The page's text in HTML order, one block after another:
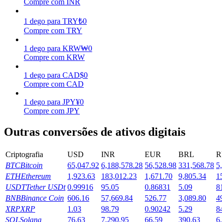
Ganhar
Ganhe recompensas competitivas diariamente
1 dego para TRY₺0
Compre com TRY
1 dego para KRW₩0
Compre com KRW
1 dego para CAD$0
Compre com CAD
1 dego para JPY¥0
Compre com JPY
Outras conversões de ativos digitais
Criptografia USD INR EUR BRL
BTCBitcoin 65,047.92 6,188,578.28 56,528.98 331,568.78
ETHEthereum 1,923.63 183,012.23 1,671.70 9,805.34
USDTTether USDt 0.99916 95.05 0.86831 5.09
BNBBinance Coin 606.16 57,669.84 526.77 3,089.80
XRPXRP 1.03 98.79 0.90242 5.29
SOLSolana 76.63 7,290.95 66.59 390.63